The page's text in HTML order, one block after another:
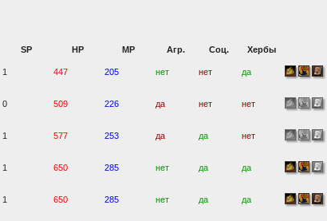
SP HP MP Агр. Соц. Хербы
1 447 205 нет нет да
0 509 226 да нет нет
1 577 253 да да нет
1 650 285 нет да да
1 650 285 нет да да